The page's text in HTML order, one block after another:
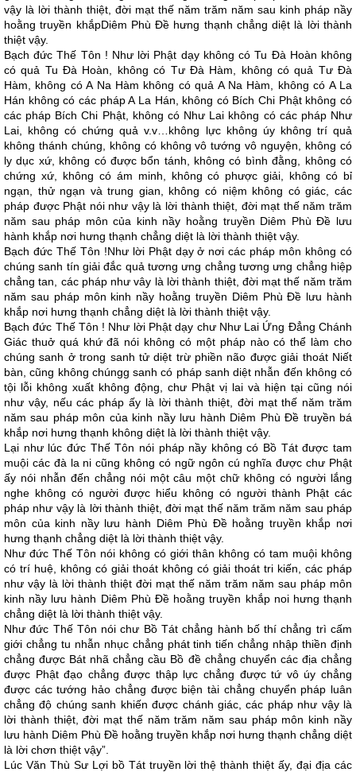
vậy là lời thành thiệt, đời mạt thế năm trăm năm sau kinh pháp nầy
hoằng truyền khắpDiêm Phù Ðề hưng thạnh chẳng diệt là lời thành
thiệt vậy.
Bạch đức Thế Tôn ! Như lời Phật dạy không có Tu Ðà Hoàn không
có quả Tu Ðà Hoàn, không có Tư Ðà Hàm, không có quả Tư Ðà
Hàm, không có A Na Hàm không có quả A Na Hàm, không có A La
Hán không có các pháp A La Hán, không có Bích Chi Phật không có
các pháp Bích Chi Phật, không có Như Lai không có các pháp Như
Lai, không có chứng quả v.v…không lực không úy không trí quả
không thánh chúng, không có không vô tướng vô nguyện, không có
ly dục xứ, không có được bổn tánh, không có bình đằng, không có
chứng xứ, không có ám minh, không có phược giải, không có bỉ
ngạn, thử ngạn và trung gian, không có niệm không có giác, các
pháp được Phật nói như vậy là lời thành thiệt, đời mạt thế năm trăm
năm sau pháp môn của kinh nầy hoằng truyền Diêm Phù Ðề lưu
hành khắp nơi hưng thạnh chẳng diệt là lời thành thiệt vậy.
Bạch đức Thế Tôn !Như lời Phật dạy ở nơi các pháp môn không có
chúng sanh tín giải đắc quả tương ưng chẳng tương ưng chẳng hiệp
chẳng tan, các pháp như vây là lời thành thiệt, đời mạt thế năm trăm
năm sau pháp môn kinh nầy hoằng truyền Diêm Phù Ðề lưu hành
khắp nơi hưng thạnh chẳng diệt là lời thành thiệt vậy.
Bạch đức Thế Tôn ! Như lời Phật dạy chư Như Lai Ứng Ðẳng Chánh
Giác thuở quá khứ đã nói không có một pháp nào có thể làm cho
chúng sanh ở trong sanh tử diệt trừ phiền não được giải thoát Niết
bàn, cũng không chúngg sanh có pháp sanh diệt nhẫn đến không có
tội lỗi không xuất không động, chư Phật vị lai và hiện tại cũng nói
như vậy, nếu các pháp ấy là lời thành thiệt, đời mạt thế năm trăm
năm sau pháp môn của kinh nầy lưu hành Diêm Phù Ðề truyền bá
khắp nơi hưng thạnh không diệt là lời thành thiệt vậy.
Lại như lúc đức Thế Tôn nói pháp nầy không có Bồ Tát được tam
muội các đà la ni cũng không có ngữ ngôn cú nghĩa được chư Phật
ấy nói nhẫn đến chẳng nói một câu một chữ không có người lắng
nghe không có người được hiểu không có người thành Phật các
pháp như vậy là lời thành thiệt, đời mạt thế năm trăm năm sau pháp
môn của kinh nầy lưu hành Diêm Phù Ðề hoằng truyền khắp nơi
hưng thạnh chẳng diệt là lời thành thiệt vậy.
Như đức Thế Tôn nói không có giới thân không có tam muội không
có trí huệ, không có giải thoát không có giải thoát tri kiến, các pháp
như vậy là lời thành thiệt đời mạt thế năm trăm năm sau pháp môn
kinh nầy lưu hành Diêm Phù Ðề hoằng truyền khắp noi hưng thạnh
chẳng diệt là lời thành thiệt vậy.
Như đức Thế Tôn nói chư Bồ Tát chẳng hành bố thí chẳng trì cấm
giới chẳng tu nhẫn nhục chẳng phát tinh tiến chẳng nhập thiền định
chẳng được Bát nhã chẳng cầu Bồ đề chẳng chuyển các địa chẳng
được Phật đạo chẳng được thập lực chẳng được tứ vô úy chẳng
được các tướng hảo chẳng được biện tài chẳng chuyển pháp luân
chẳng độ chúng sanh khiến được chánh giác, các pháp như vậy là
lời thành thiệt, đời mạt thế năm trăm năm sau pháp môn kinh nầy
lưu hành Diêm Phù Ðề hoằng truyền khắp nơi hưng thạnh chẳng diệt
là lời chơn thiệt vậy”.
Lúc Văn Thù Sư Lợi bồ Tát truyền lời thệ thành thiệt ấy, đại địa các